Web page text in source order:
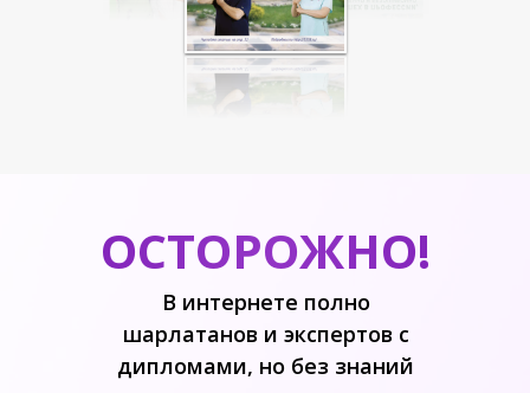
ОСТОРОЖНО!
В интернете полно
шарлатанов и экспертов с
дипломами, но без знаний